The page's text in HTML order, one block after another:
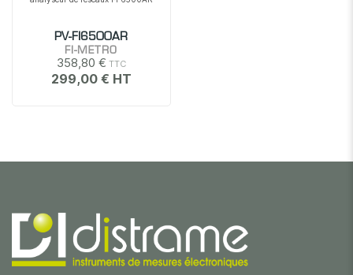
PV-FI6500AR
FI-METRO
358,80 €
299,00 €